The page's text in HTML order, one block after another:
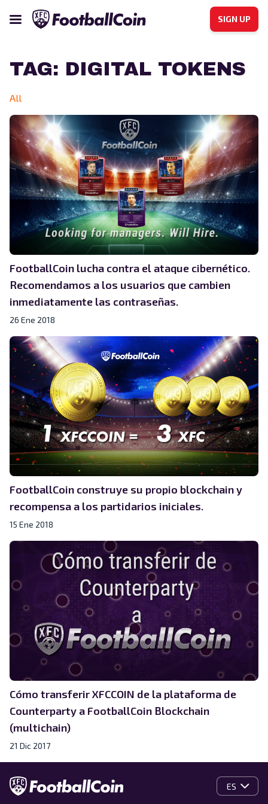
SIGN UP
TAG: DIGITAL TOKENS
All
FootballCoin lucha contra el ataque cibernético.
Recomendamos a los usuarios que cambien
inmediatamente las contraseñas.
26 Ene 2018
FootballCoin construye su propio blockchain y
recompensa a los partidarios iniciales.
15 Ene 2018
Cómo transferir XFCCOIN de la plataforma de
Counterparty a FootballCoin Blockchain
(multichain)
21 Dic 2017
ES